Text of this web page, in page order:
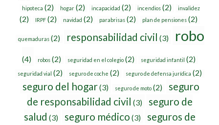
hipoteca (2) hogar (2) incapacidad (2) incendios (2) invalidez
(2) IRPF (2) navidad (2) parabrisas (2) plan de pensiones (2)
quemaduras(2) responsabilidad civil (3) robo
(4) robos(2) seguridad en el colegio(2) seguridad infantil (2)
seguridad vial (2) seguro de coche (2) seguro de defensa jurídica (2)
seguro del hogar(3) seguro de moto (2)
seguro
de responsabilidad civil (3)
seguro de
salud (3) seguro médico (3)
seguros de